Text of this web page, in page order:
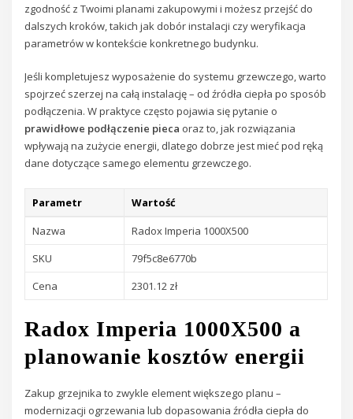
zgodność z Twoimi planami zakupowymi i możesz przejść do
dalszych kroków, takich jak dobór instalacji czy weryfikacja
parametrów w kontekście konkretnego budynku.
Jeśli kompletujesz wyposażenie do systemu grzewczego, warto
spojrzeć szerzej na całą instalację – od źródła ciepła po sposób
podłączenia. W praktyce często pojawia się pytanie o
prawidłowe podłączenie pieca oraz to, jak rozwiązania
wpływają na zużycie energii, dlatego dobrze jest mieć pod ręką
dane dotyczące samego elementu grzewczego.
Parametr
Wartość
Nazwa
Radox Imperia 1000X500
SKU
79f5c8e6770b
Cena
2301.12 zł
Radox Imperia 1000X500 a
planowanie kosztów energii
Zakup grzejnika to zwykle element większego planu –
modernizacji ogrzewania lub dopasowania źródła ciepła do